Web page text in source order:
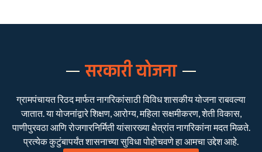
सरकारी योजना
ग्रामपंचायत रिठद मार्फत नागरिकांसाठी विविध शासकीय योजना राबवल्या
जातात. या योजनांद्वारे शिक्षण, आरोग्य, महिला सक्षमीकरण, शेती विकास,
पाणीपुरवठा आणि रोजगारनिर्मिती यांसारख्या क्षेत्रांत नागरिकांना मदत मिळते.
प्रत्येक कुटुंबापर्यंत शासनाच्या सुविधा पोहोचवणे हा आमचा उद्देश आहे.